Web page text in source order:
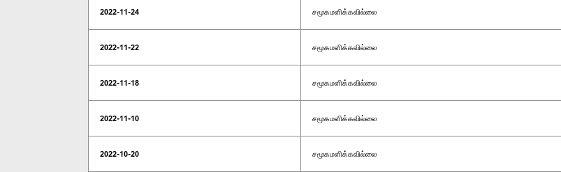
2022-11-24 சமூகமளிக்கவில்லை
2022-11-22 சமூகமளிக்கவில்லை
2022-11-18 சமூகமளிக்கவில்லை
2022-11-10 சமூகமளிக்கவில்லை
2022-10-20 சமூகமளிக்கவில்லை